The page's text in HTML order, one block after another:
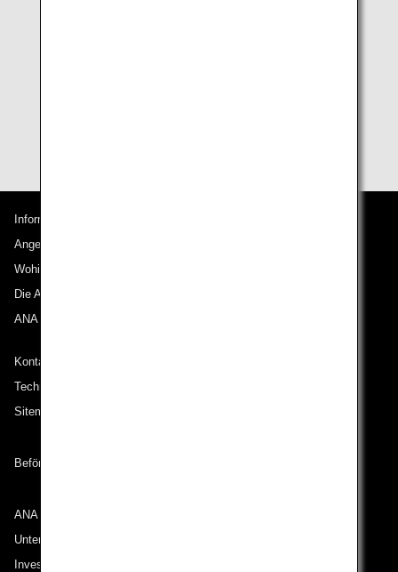
Informationen zu ANA
Angebote und Ankündigungen
Wohin wir reisen
Die ANA Experience
ANA Mileage Club
Kontakt zu ANA
Technische Hilfe (Barrierefreiheit)
Sitemap
Beförderungsbedingungen
ANA Group
Unternehmen der ANA Group
Investor Relations